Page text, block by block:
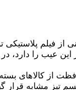
از فیلم
عیب را دارد،
از کالاهای